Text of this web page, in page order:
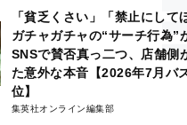
「貧乏くさい」「禁止にして
ガチャガチャの“サーチ行為
SNSで賛否真っ二つ、店舗側
た意外な本音【2026年7月バ
位】
集英社オンライン編集部